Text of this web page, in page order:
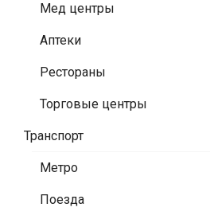
Мед центры
Аптеки
Рестораны
Торговые центры
Транспорт
Метро
Поезда